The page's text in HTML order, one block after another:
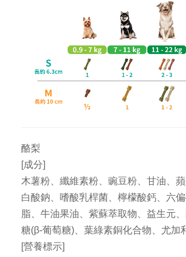
酪梨
[成分]
木薯粉、纖維素粉、豌豆粉、甘油、
白酸鈉、嗜酸乳桿菌、檸檬酸鈣、六
脂、牛油果油、紫蘇萃取物、益生元
糖(β-葡萄糖)、葉綠素銅化合物、尤加
[營養標示]